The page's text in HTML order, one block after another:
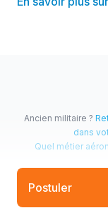
Postuler
Ancien militaire ?
dans
Quel métier
Tous droits